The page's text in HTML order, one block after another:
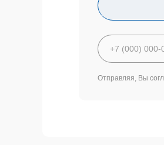
Отправляя, Вы